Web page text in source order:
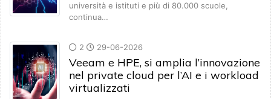
università e istituti e più di 80.000 scuole,
continua…
2 29-06-2026
Veeam e HPE, si amplia l’innovazione
nel private cloud per l’AI e i workload
virtualizzati